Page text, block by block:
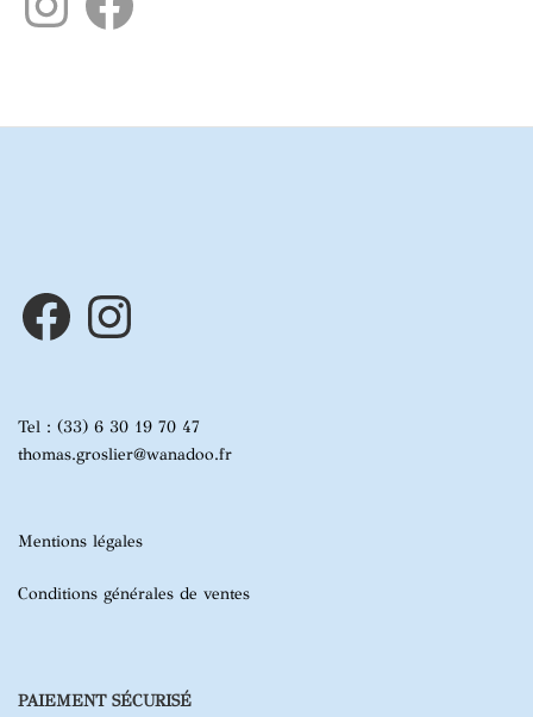
Facebook Instagram
Tel : (33) 6 30 19 70 47
thomas.groslier@wanadoo.fr
Mentions légales
Conditions générales de ventes
PAIEMENT SÉCURISÉ